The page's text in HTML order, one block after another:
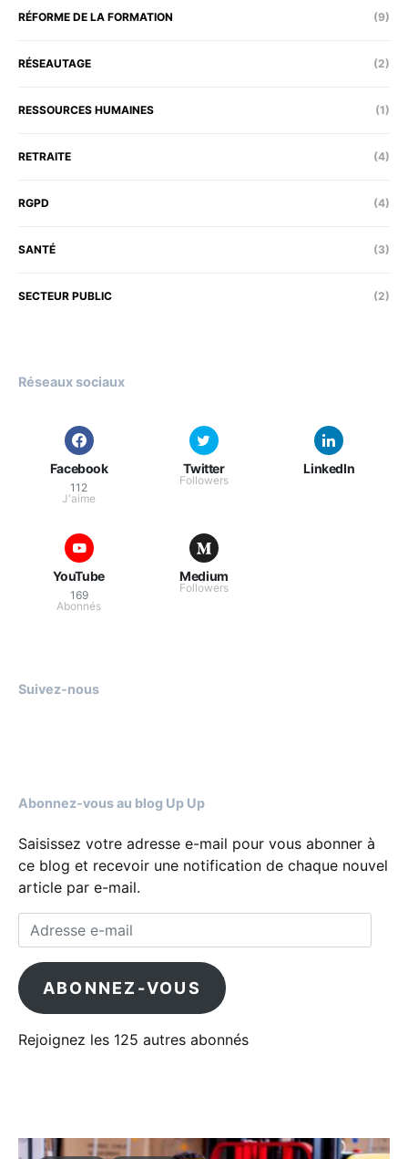
RÉFORME DE LA FORMATION (9)
RÉSEAUTAGE (2)
RESSOURCES HUMAINES (1)
RETRAITE (4)
RGPD (4)
SANTÉ (3)
SECTEUR PUBLIC (2)
Réseaux sociaux
Facebook
112
J'aime
Twitter
Followers
LinkedIn
YouTube
169
Abonnés
Medium
Followers
Suivez-nous
Abonnez-vous au blog Up Up
Saisissez votre adresse e-mail pour vous abonner à
ce blog et recevoir une notification de chaque nouvel
article par e-mail.
ABONNEZ-VOUS
Rejoignez les 125 autres abonnés